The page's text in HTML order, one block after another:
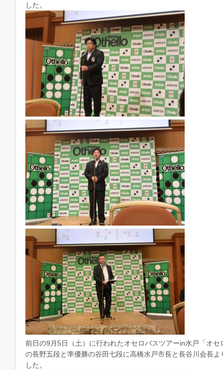
した。
前日の9月5日（土）に行われたオセロバスツアーin水戸「オ
の長野五段と準優勝の谷田七段に高橋水戸市長と長谷川会長
した。